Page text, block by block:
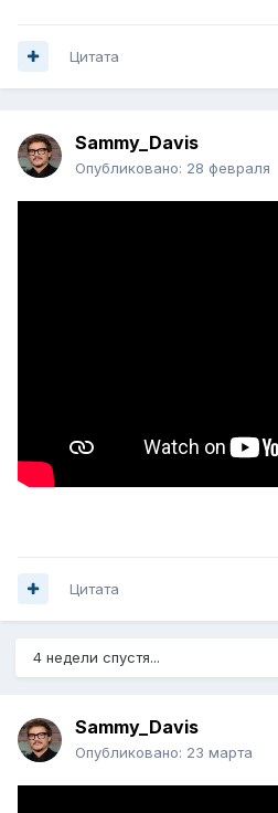
Цитата
Sammy_Davis
Опубликовано: 28 февраля
Цитата
4 недели спустя...
Sammy_Davis
Опубликовано: 23 марта